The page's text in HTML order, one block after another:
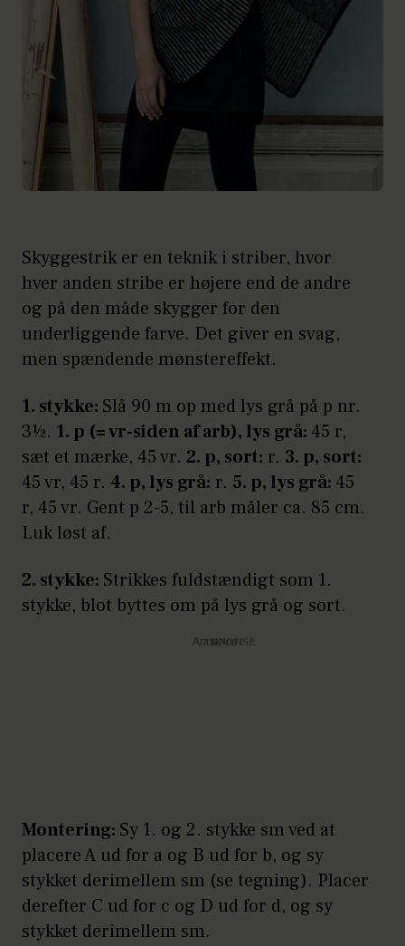
Skyggestrik er en teknik i striber, hvor
hver anden stribe er højere end de andre
og på den måde skygger for den
underliggende farve. Det giver en svag,
men spændende mønstereffekt.
1. stykke: Slå 90 m op med lys grå på p nr.
3½. 1. p (= vr-siden af arb), lys grå: 45 r,
sæt et mærke, 45 vr. 2. p, sort: r. 3. p, sort:
45 vr, 45 r. 4. p, lys grå: r. 5. p, lys grå: 45
r, 45 vr. Gent p 2-5, til arb måler ca. 85 cm.
Luk løst af.
2. stykke: Strikkes fuldstændigt som 1.
stykke, blot byttes om på lys grå og sort.
Annonce
Montering: Sy 1. og 2. stykke sm ved at
placere A ud for a og B ud for b, og sy
stykket derimellem sm (se tegning). Placer
derefter C ud for c og D ud for d, og sy
stykket derimellem sm.